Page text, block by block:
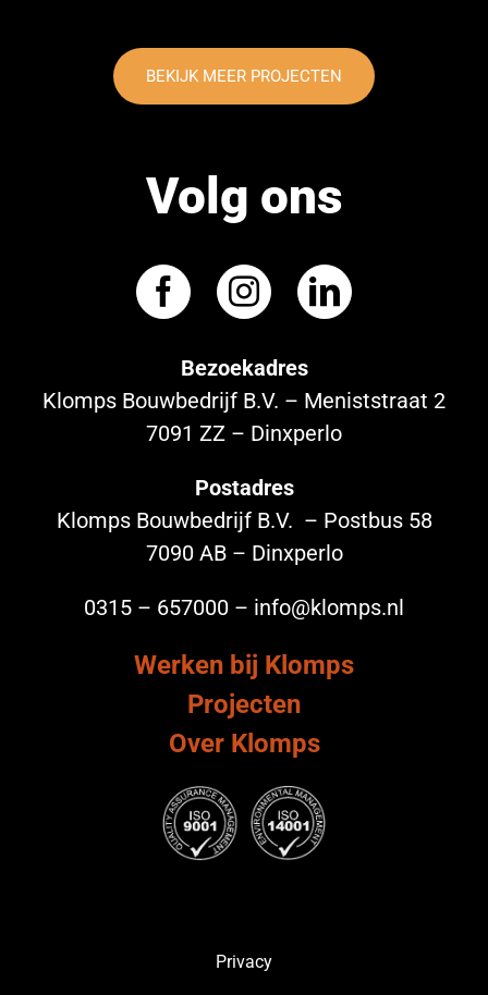
BEKIJK MEER PROJECTEN
Volg ons
Bezoekadres
Klomps Bouwbedrijf B.V. – Meniststraat 2
7091 ZZ – Dinxperlo
Postadres
Klomps Bouwbedrijf B.V. – Postbus 58
7090 AB – Dinxperlo
0315 – 657000 – info@klomps.nl
Werken bij Klomps
Projecten
Over Klomps
Privacy